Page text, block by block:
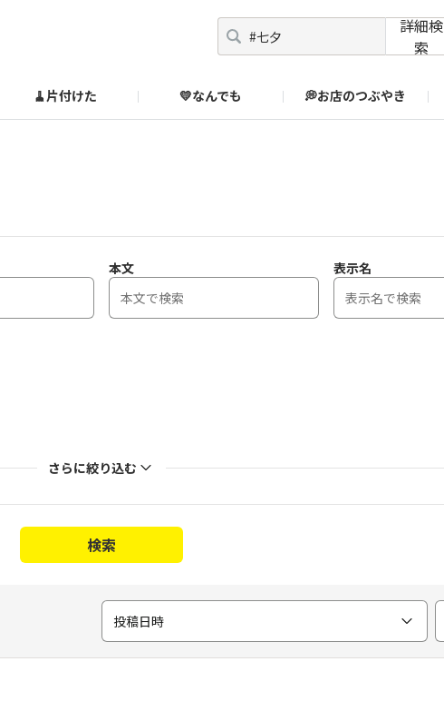
詳細検
索
🧹片付けた 💛なんでも 💭お店のつぶやき
本文 表示名
さらに絞り込む
検索
投稿日時